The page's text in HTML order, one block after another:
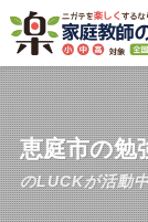
恵庭市の勉
のLUCKが活動